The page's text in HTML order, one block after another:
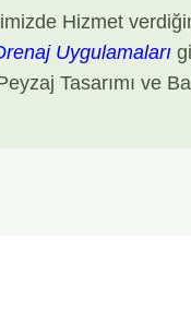
Hizmet
Uygulamaları
Tasarımı ve